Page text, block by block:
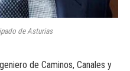
de Asturias
de Caminos, Canales y